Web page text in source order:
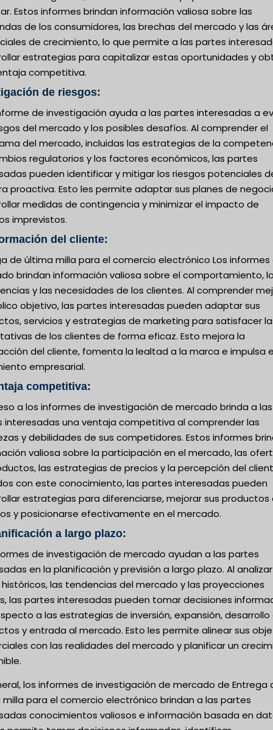
Estos informes brindan información valiosa sobre las
de los consumidores, las brechas del mercado y las
de crecimiento, lo que permite a las partes
estrategias para capitalizar estas oportunidades y
competitiva.
de riesgos:
de investigación ayuda a las partes interesadas a
del mercado y los posibles desafíos. Al comprender el
del mercado, incluidas las estrategias de la
regulatorios y los factores económicos, las partes
pueden identificar y mitigar los riesgos potenciales
proactiva. Esto les permite adaptar sus planes de
medidas de contingencia y minimizar el impacto de
imprevistos.
del cliente:
de última milla para el comercio electrónico Los informes
brindan información valiosa sobre el comportamiento,
y las necesidades de los clientes. Al comprender
objetivo, las partes interesadas pueden adaptar sus
servicios y estrategias de marketing para satisfacer
de los clientes de forma eficaz. Esto mejora la
del cliente, fomenta la lealtad a la marca e impulsa
empresarial.
competitiva:
a los informes de investigación de mercado brinda a las
interesadas una ventaja competitiva al comprender las
y debilidades de sus competidores. Estos informes
valiosa sobre la participación en el mercado, las
las estrategias de precios y la percepción del
con este conocimiento, las partes interesadas pueden
estrategias para diferenciarse, mejorar sus productos
y posicionarse efectivamente en el mercado.
a largo plazo:
de investigación de mercado ayudan a las partes
en la planificación y previsión a largo plazo. Al
las tendencias del mercado y las proyecciones
las partes interesadas pueden tomar decisiones
a las estrategias de inversión, expansión, desarrollo
y entrada al mercado. Esto les permite alinear sus
con las realidades del mercado y planificar un
los informes de investigación de mercado de Entrega
para el comercio electrónico brindan a las partes
conocimientos valiosos e información basada en